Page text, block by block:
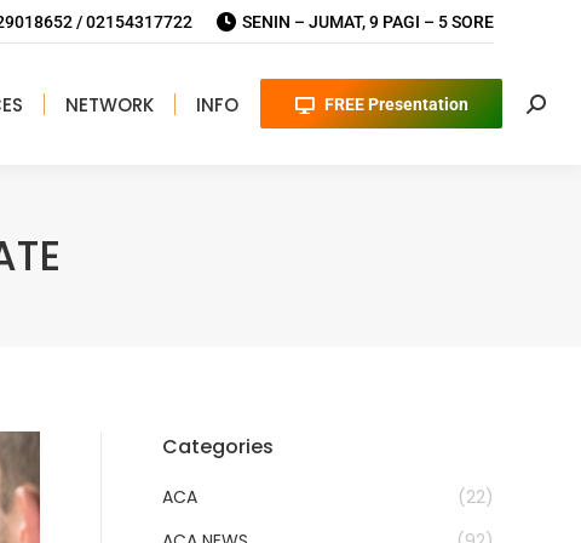
/ 02154317722 SENIN – JUMAT, 9 PAGI – 5 SORE
NETWORK INFO FREE Presentation
Categories
ACA
(22)